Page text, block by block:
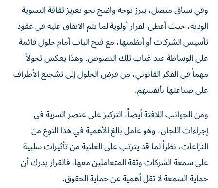
وفي سياق متصل، يبرز توجه واضح نحو تعزيز ثقافة التسوية
الودية، حيث أعطى القرار أولوية لما يتم الاتفاق عليه في عقود
تأسيس الشركات أو أنظمتها، مع فتح الباب أمام حلول قائمة
على الوساطة عند غياب تلك النصوص. وهذا يعكس تحولاً
مهماً في الفكر القانوني، من فرض الحلول إلى تشجيع الأطراف
على صناعتها بأنفسهم.
ومن الجوانب اللافتة أيضاً، التركيز على عنصر السرية في
إجراءات اللجان، وهو عامل بالغ الأهمية في هذا النوع من
النزاعات، نظراً لما قد يترتب على العلنية من تأثيرات سلبية
على سمعة الشركات وثقة المتعاملين معها. فالقرار يدرك أن
حماية السمعة لا تقل أهمية عن حماية الحقوق.